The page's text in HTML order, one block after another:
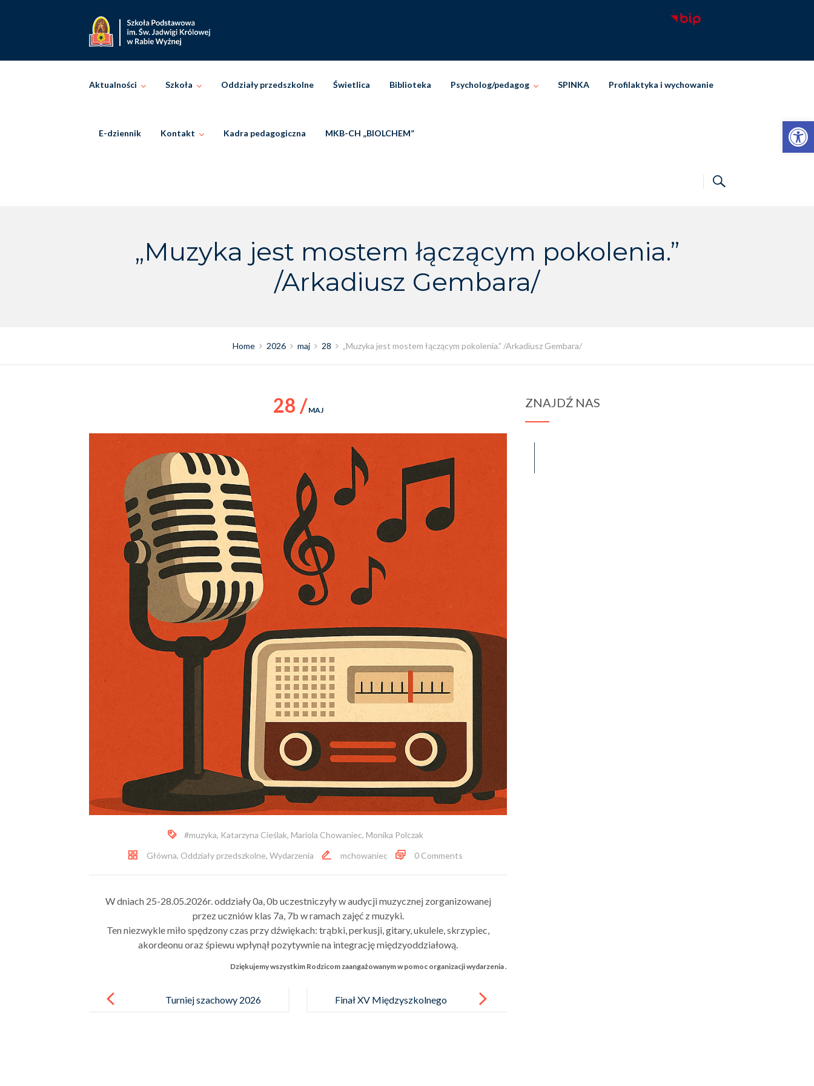
Otwórz pasek narzędzi
Aktualności Szkoła Oddziały przedszkolne Świetlica Biblioteka Psycholog/pedagog SPINKA Profilaktyka i wychowanie
E-dziennik Kontakt Kadra pedagogiczna MKB-CH „BIOLCHEM”
„Muzyka jest mostem łączącym pokolenia.”
/Arkadiusz Gembara/
Home 2026 maj 28 „Muzyka jest mostem łączącym pokolenia.” /Arkadiusz Gembara/
28 / MAJ
#muzyka, Katarzyna Cieślak, Mariola Chowaniec, Monika Polczak
Główna, Oddziały przedszkolne, Wydarzenia mchowaniec 0 Comments
W dniach 25-28.05.2026r. oddziały 0a, 0b uczestniczyły w audycji muzycznej zorganizowanej
przez uczniów klas 7a, 7b w ramach zajęć z muzyki.
Ten niezwykle miło spędzony czas przy dźwiękach: trąbki, perkusji, gitary, ukulele, skrzypiec,
akordeonu oraz śpiewu wpłynął pozytywnie na integrację międzyoddziałową.
Dziękujemy wszystkim Rodzicomzaangażowanym w pomoc organizacji wydarzenia .
navigation
Turniej szachowy 2026
Finał XV Międzyszkolnego
ZNAJDŹ NAS